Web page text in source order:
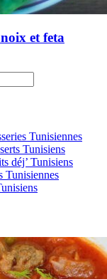
et feta
Tunisiennes
Tunisiens
déj’ Tunisiens
Tunisiennes